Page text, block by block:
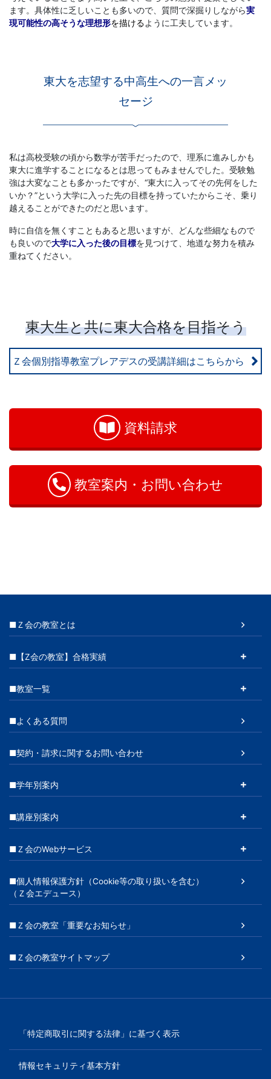
ます。具体性に乏しいことも多いので、質問で深掘りしながら実
現可能性の高そうな理想形を描けるように工夫しています。
東大を志望する中高生への一言メッ
セージ
私は高校受験の頃から数学が苦手だったので、理系に進みしかも
東大に進学することになるとは思ってもみませんでした。受験勉
強は大変なことも多かったですが、“東大に入ってその先何をした
いか？”という大学に入った先の目標を持っていたからこそ、乗り
越えることができたのだと思います。
時に自信を無くすこともあると思いますが、どんな些細なもので
も良いので大学に入った後の目標を見つけて、地道な努力を積み
重ねてください。
東大生と共に東大合格を目指そう
Ｚ会個別指導教室プレアデスの受講詳細はこちらから
資料請求
教室案内・お問い合わせ
■Ｚ会の教室とは
■【Z会の教室】合格実績
■教室一覧
■よくある質問
■契約・請求に関するお問い合わせ
■学年別案内
■講座別案内
■Ｚ会のWebサービス
■個人情報保護方針（Cookie等の取り扱いを含む）
（Ｚ会エデュース）
■Ｚ会の教室「重要なお知らせ」
■Ｚ会の教室サイトマップ
「特定商取引に関する法律」に基づく表示
情報セキュリティ基本方針